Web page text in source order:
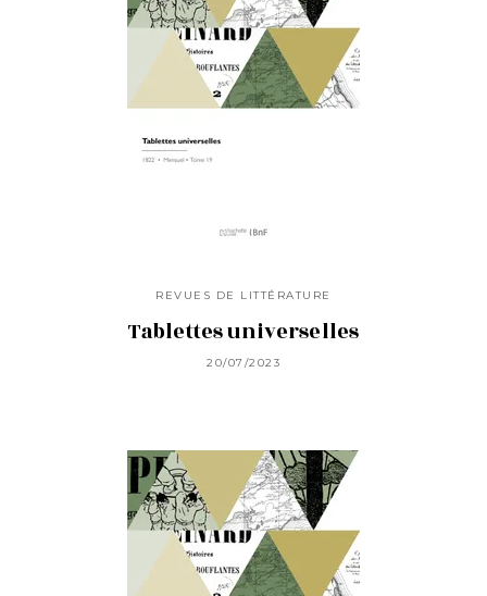
REVUES DE LITTÉRATURE
Tablettes universelles
20/07/2023